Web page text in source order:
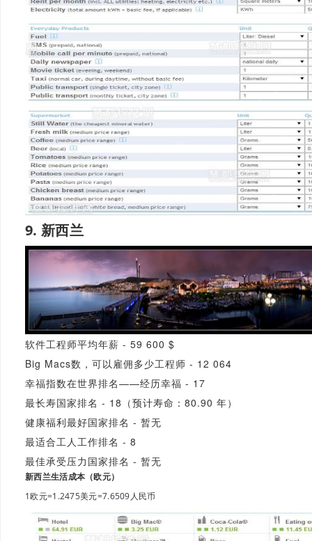
9. 新西兰
软件工程师平均年薪 - 59 600 $
Big Macs数，可以雇佣多少工程师 - 12 064
幸福指数在世界排名——经历幸福 - 17
最长寿国家排名 - 18（预计寿命：80.90 年）
健康福利最好国家排名 - 暂无
最适合工人工作排名 - 8
最佳承受压力国家排名 - 暂无
新西兰生活成本（欧元）
1欧元=1.2475美元=7.6509人民币